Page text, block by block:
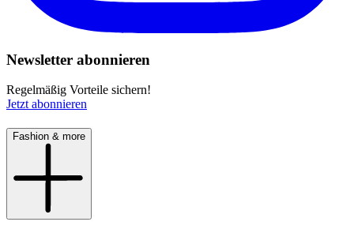
Newsletter abonnieren
Regelmäßig Vorteile sichern!
Jetzt abonnieren
Fashion & more